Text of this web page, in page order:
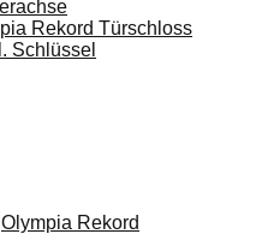
Olympia Rekord